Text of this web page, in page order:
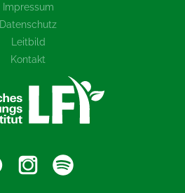
Impressum
Datenschutz
Leitbild
Kontakt